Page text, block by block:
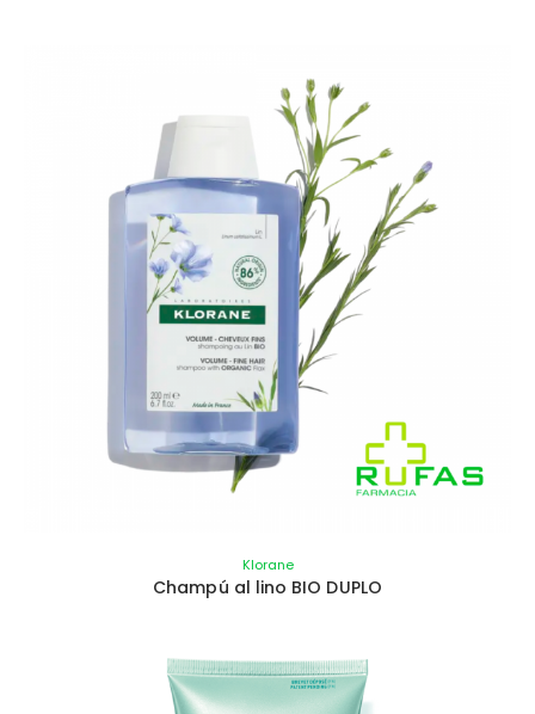
Klorane
Champú al lino BIO DUPLO